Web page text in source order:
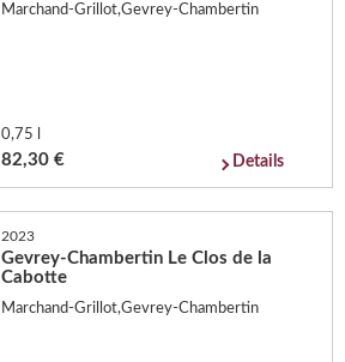
Marchand-Grillot,Gevrey-Chambertin
0,75 l
82,30 € Details
2023
Gevrey-Chambertin Le Clos de la
Cabotte
Marchand-Grillot,Gevrey-Chambertin